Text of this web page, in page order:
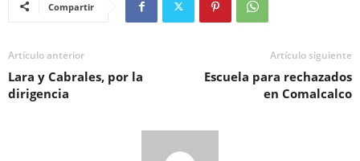
Compartir
Artículo anterior
Lara y Cabrales, por la
dirigencia
Artículo siguiente
Escuela para rechazados
en Comalcalco